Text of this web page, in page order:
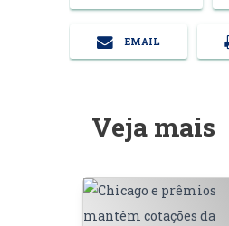
EMAIL
Veja mais